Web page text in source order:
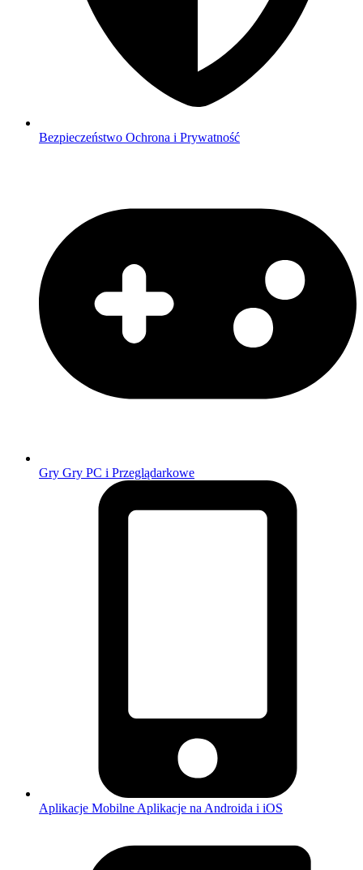
Bezpieczeństwo Ochrona i Prywatność
Gry Gry PC i Przeglądarkowe
Aplikacje Mobilne Aplikacje na Androida i iOS